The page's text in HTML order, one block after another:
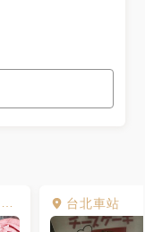
台北車站